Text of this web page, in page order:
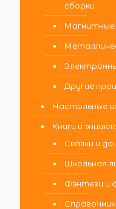
сборки
Другие
Настольные
Книги и
Сказки и
Школьная
Фэнтези и